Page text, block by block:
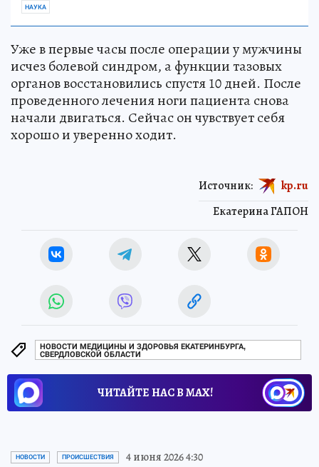
НАУКА
Уже в первые часы после операции у мужчины
исчез болевой синдром, а функции тазовых
органов восстановились спустя 10 дней. После
проведенного лечения ноги пациента снова
начали двигаться. Сейчас он чувствует себя
хорошо и уверенно ходит.
Екатерина ГАПОН
Источник: kp.ru
НОВОСТИ МЕДИЦИНЫ И ЗДОРОВЬЯ ЕКАТЕРИНБУРГА,
СВЕРДЛОВСКОЙ ОБЛАСТИ
ЧИТАЙТЕ НАС В МАХ!
НОВОСТИ ПРОИСШЕСТВИЯ 4 июня 2026 4:30